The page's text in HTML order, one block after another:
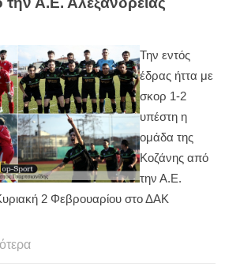
Την εντός
έδρας ήττα με
σκορ 1-2
υπέστη η
ομάδα της
Κοζάνης από
την Α.Ε.
2 Φεβρουαρίου στο ΔΑΚ